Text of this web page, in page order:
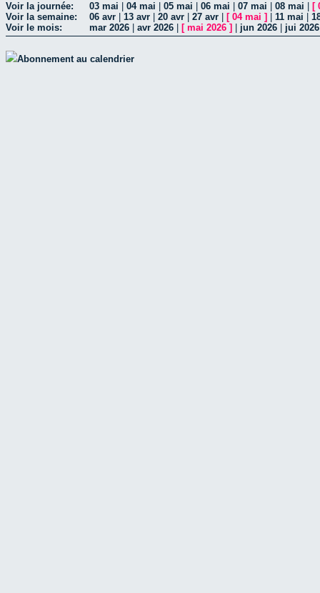
Voir la journée: 03 mai 04 mai 05 mai 06 mai 07 mai 08 mai [
Voir la semaine:
06 avr 13 avr 20 avr 27 avr [ 04 mai ] 11 mai
Voir le mois:
mar 2026 avr 2026 [ mai 2026 ] jun 2026 jui 2026
Abonnement au calendrier